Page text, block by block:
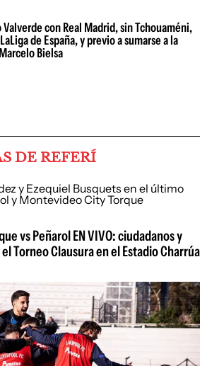
con Real Madrid, sin Tchouaméni,
de España, y previo a sumarse a la
Bielsa
DE REFERÍ
vs Peñarol EN VIVO: ciudadanos y
Torneo Clausura en el Estadio Charrúa